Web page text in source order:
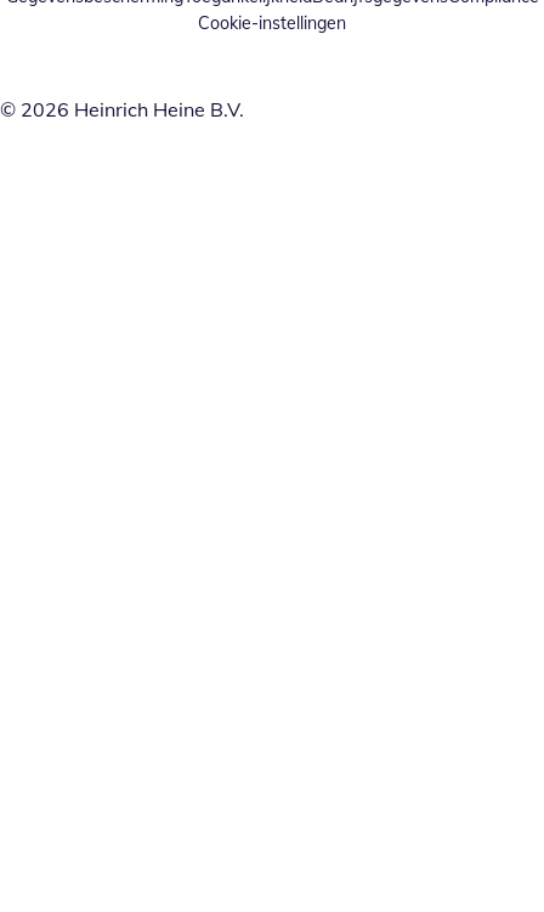
Cookie-instellingen
© 2026 Heinrich Heine B.V.